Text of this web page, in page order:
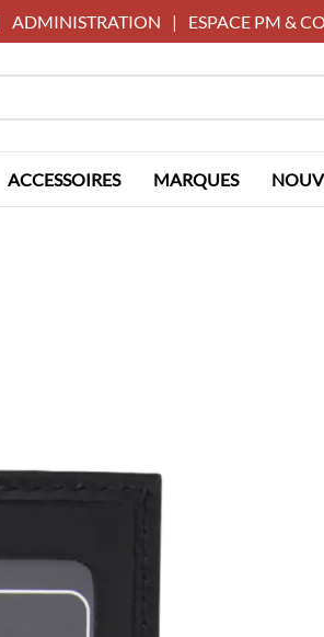
ADMINISTRATION | ESPACE PM &
ACCESSOIRES MARQUES